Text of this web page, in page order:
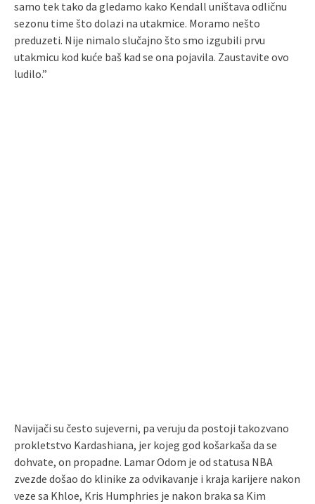
samo tek tako da gledamo kako Kendall uništava odličnu
sezonu time što dolazi na utakmice. Moramo nešto
preduzeti. Nije nimalo slučajno što smo izgubili prvu
utakmicu kod kuće baš kad se ona pojavila. Zaustavite ovo
ludilo.”
Navijači su često sujeverni, pa veruju da postoji takozvano
prokletstvo Kardashiana, jer kojeg god košarkaša da se
dohvate, on propadne. Lamar Odom je od statusa NBA
zvezde došao do klinike za odvikavanje i kraja karijere nakon
veze sa Khloe, Kris Humphries je nakon braka sa Kim